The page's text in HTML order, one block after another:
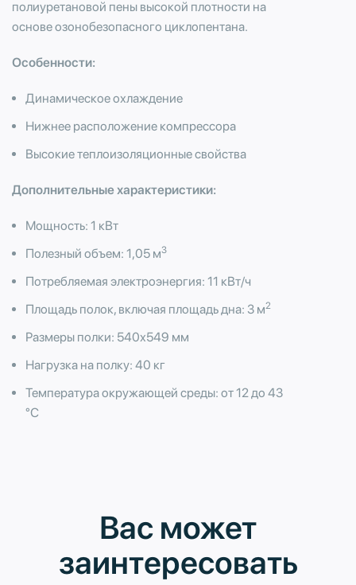
полиуретановой пены высокой плотности на
основе озонобезопасного циклопентана.
Особенности:
Динамическое охлаждение
Нижнее расположение компрессора
Высокие теплоизоляционные свойства
Дополнительные характеристики:
Мощность: 1 кВт
Полезный объем: 1,05 м3
Потребляемая электроэнергия: 11 кВт/ч
Площадь полок, включая площадь дна: 3 м2
Размеры полки: 540х549 мм
Нагрузка на полку: 40 кг
Температура окружающей среды: от 12 до 43
°С
Вас может
заинтересовать